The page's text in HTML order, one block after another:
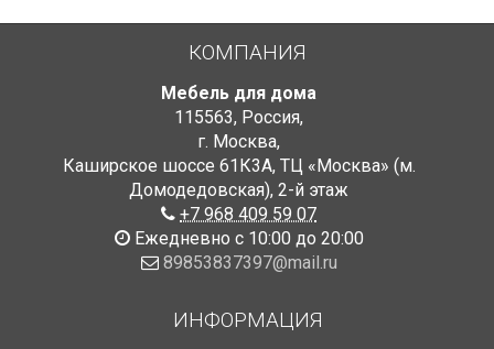
КОМПАНИЯ
Мебель для дома
115563, Россия,
г. Москва,
Каширское шоссе 61К3А, ТЦ «Москва» (м.
Домодедовская), 2-й этаж
+7 968 409 59 07
Ежедневно с 10:00 до 20:00
89853837397@mail.ru
ИНФОРМАЦИЯ